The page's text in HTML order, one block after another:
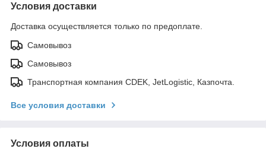
Условия доставки
Доставка осуществляется только по предоплате.
Самовывоз
Самовывоз
Транспортная компания CDEK, JetLogistic, Казпочта.
Все условия доставки
Условия оплаты